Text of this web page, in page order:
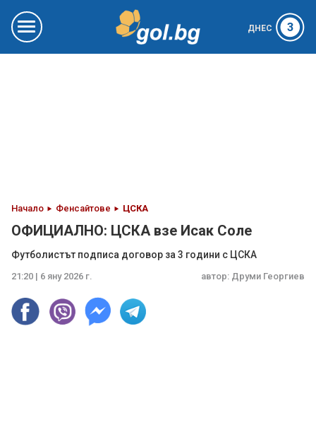
ДНЕС 3
Начало Фенсайтове ЦСКА
ОФИЦИАЛНО: ЦСКА взе Исак Соле
Футболистът подписа договор за 3 години с ЦСКА
21:20 | 6 яну 2026 г. автор: Друми Георгиев